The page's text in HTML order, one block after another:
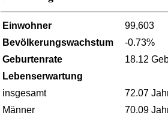
Einwohner
99,603
Bevölkerungswachstum
-0.73%
Geburtenrate
18.12
Lebenserwartung
insgesamt
72.07
Männer
70.09